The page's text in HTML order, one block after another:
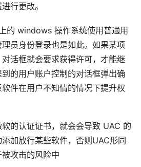
行更改。
的 windows 操作系统使用普通用
员身份登录也是如此。如果某项
话框就会要求获得许可，才能继
的用户账户控制的对话框弹出确
件在用户不知情的情况下提升权
的认证证书，就会会导致 UAC 的
加放行某些软件，否则UAC形同
攻击的风险中